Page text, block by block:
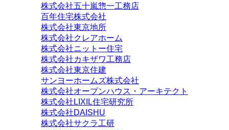
株式会社五十嵐惣一工務店
百年住宅株式会社
株式会社東京地所
株式会社クレアホーム
株式会社ニットー住宅
株式会社カキザワ工務店
株式会社東京住建
サンヨーホームズ株式会社
株式会社オープンハウス・アーキテクト
株式会社LIXIL住宅研究所
株式会社DAISHU
株式会社サクラ工研